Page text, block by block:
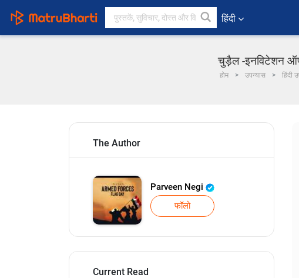
हिंदी
चुड़ैल -इनविटेशन ऑफ
होम उपन्यास हिंदी
The Author
Parveen Negi
फॉलो
Current Read